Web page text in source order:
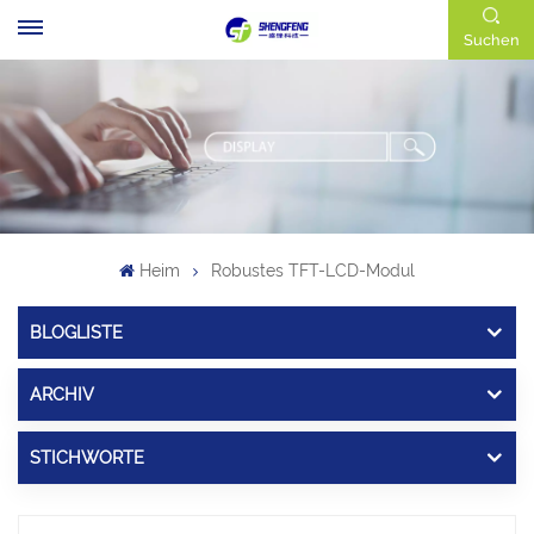
Suchen
Heim Robustes TFT-LCD-Modul
BLOGLISTE
ARCHIV
STICHWORTE